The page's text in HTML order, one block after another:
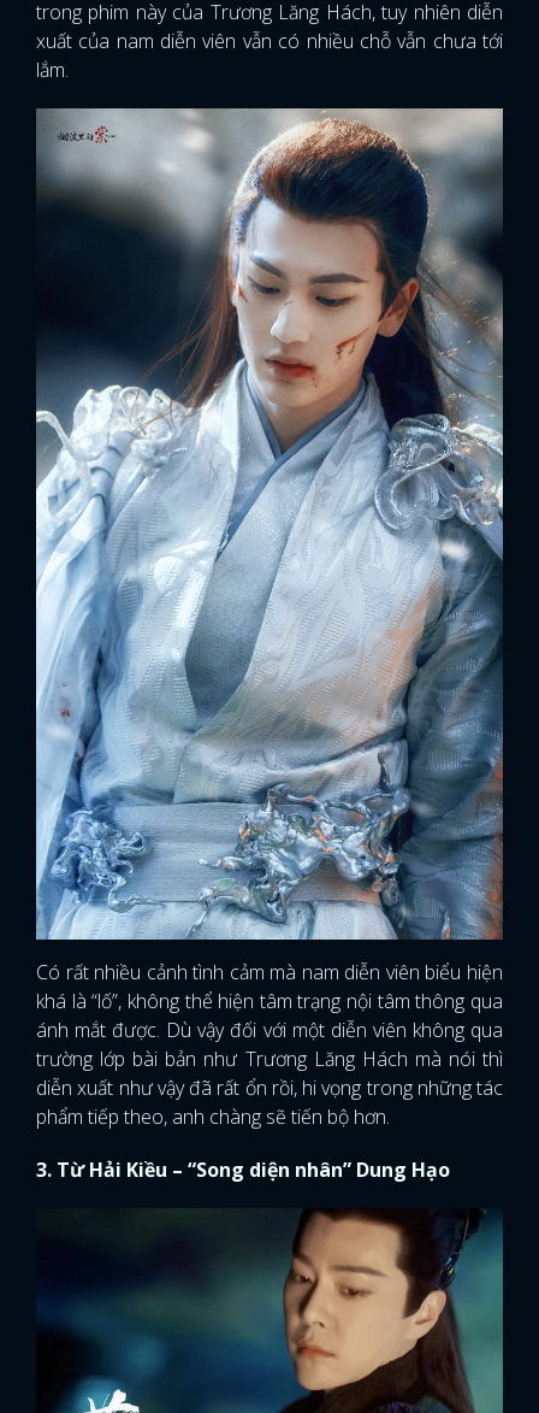
trong phim này của Trương Lăng Hách, tuy nhiên diễn
xuất của nam diễn viên vẫn có nhiều chỗ vẫn chưa tới
lắm.
Có rất nhiều cảnh tình cảm mà nam diễn viên biểu hiện
khá là “lố”, không thể hiện tâm trạng nội tâm thông qua
ánh mắt được. Dù vậy đối với một diễn viên không qua
trường lớp bài bản như Trương Lăng Hách mà nói thì
diễn xuất như vậy đã rất ổn rồi, hi vọng trong những tác
phẩm tiếp theo, anh chàng sẽ tiến bộ hơn.
3. Từ Hải Kiều – “Song diện nhân” Dung Hạo